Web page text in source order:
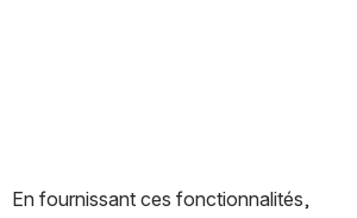
En fournissant ces fonctionnalités,